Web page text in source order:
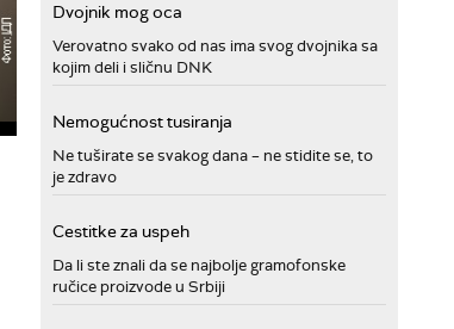
Dvojnik mog oca
Verovatno svako od nas ima svog dvojnika sa
kojim deli i sličnu DNK
Nemogućnost tusiranja
Ne tuširate se svakog dana – ne stidite se, to
je zdravo
Cestitke za uspeh
Da li ste znali da se najbolje gramofonske
ručice proizvode u Srbiji